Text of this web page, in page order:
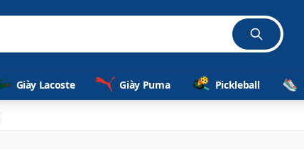
Giày Lacoste Giày Puma Pickleball